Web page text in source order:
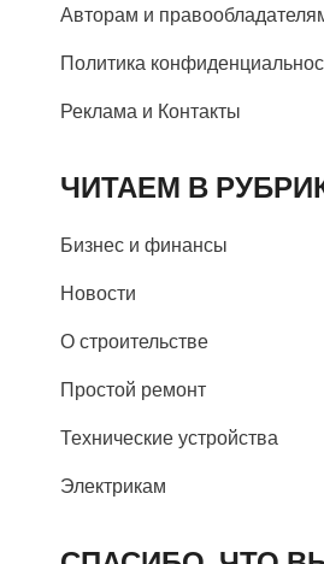
Авторам и
Политика
Реклама и Контакты
ЧИТАЕМ В
Бизнес и финансы
Новости
О строительстве
Простой ремонт
Технические устройства
Электрикам